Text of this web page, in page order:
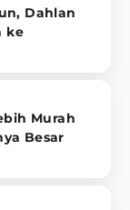
Dahlan
ke
Murah
Besar